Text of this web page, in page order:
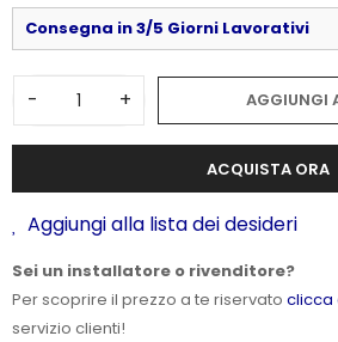
Consegna in 3/5 Giorni Lavorativi
- + AGGIUNGI
ACQUISTA ORA
Aggiungi alla lista dei desideri
Sei un installatore o rivenditore?
Per scoprire il prezzo a te riservato clicca
servizio clienti!